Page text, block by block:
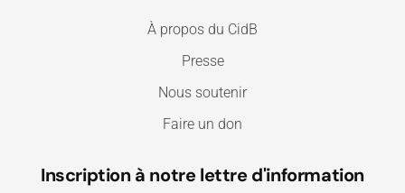
À propos du CidB
Presse
Nous soutenir
Faire un don
Inscription à notre lettre d'information